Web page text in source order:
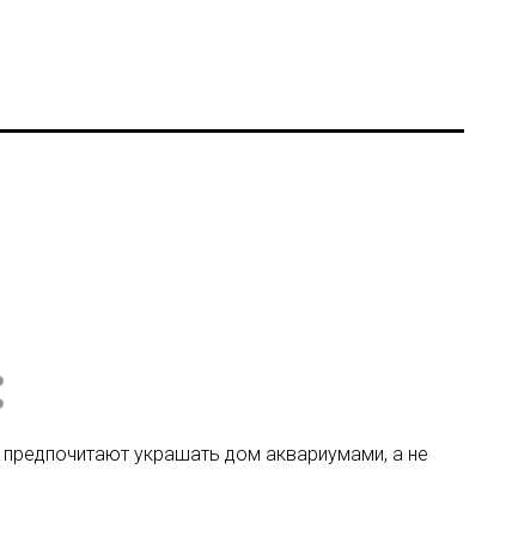
украшать дом аквариумами, а не